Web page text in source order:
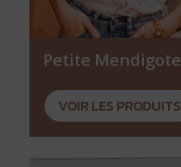
Petite Mendigote
VOIR LES PRODUITS